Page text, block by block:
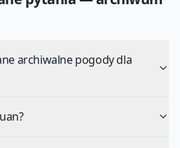
archiwalne pogody dla